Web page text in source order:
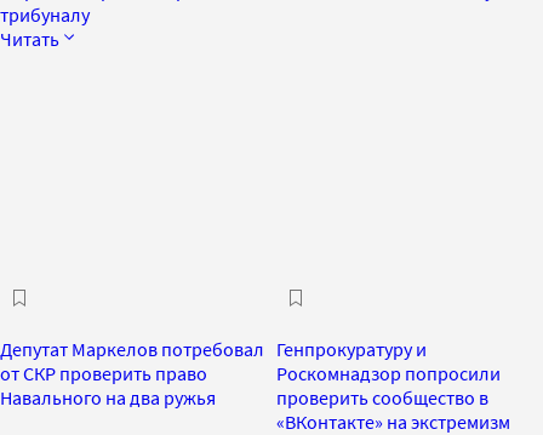
трибуналу
Читать
Депутат Маркелов потребовал
от СКР проверить право
Навального на два ружья
Генпрокуратуру и
Роскомнадзор попросили
проверить сообщество в
«ВКонтакте» на экстремизм